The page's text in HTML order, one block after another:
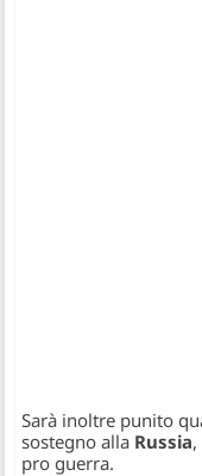
Sarà inoltre punito
sostegno alla Russia
pro guerra.